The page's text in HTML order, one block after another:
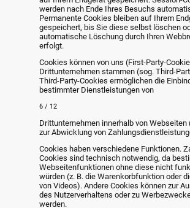
werden nach Ende Ihres Besuchs
Permanente Cookies bleiben auf Ihrem
gespeichert, bis Sie diese selbst löschen
automatische Löschung durch Ihren
erfolgt.
Cookies können von uns (First-Party-
Drittunternehmen stammen (sog. Third-
Third-Party-Cookies ermöglichen die
bestimmter Dienstleistungen von
6 / 12
Drittunternehmen innerhalb von Webseiten
zur Abwicklung von
Cookies haben verschiedene Funktionen.
Cookies sind technisch notwendig, da
Webseitenfunktionen ohne diese nicht
würden (z. B. die Warenkorbfunktion oder
von Videos). Andere Cookies können zur
des Nutzerverhaltens oder zu
werden.